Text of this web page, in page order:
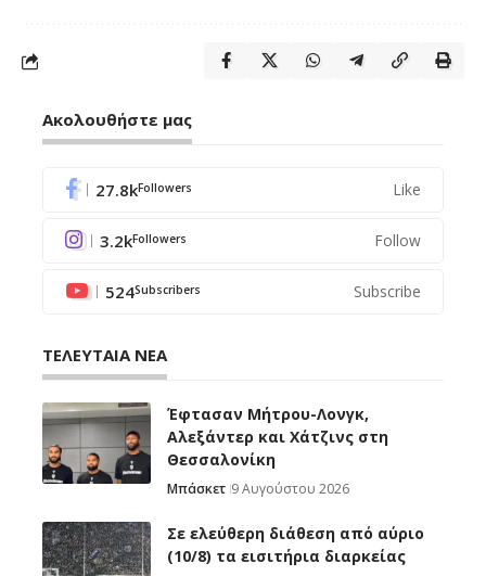
Ακολουθήστε μας
27.8kFollowers Like
3.2kFollowers Follow
524Subscribers Subscribe
ΤΕΛΕΥΤΑΙΑ ΝΕΑ
Έφτασαν Μήτρου-Λονγκ,
Αλεξάντερ και Χάτζινς στη
Θεσσαλονίκη
Μπάσκετ 9 Αυγούστου 2026
Σε ελεύθερη διάθεση από αύριο
(10/8) τα εισιτήρια διαρκείας